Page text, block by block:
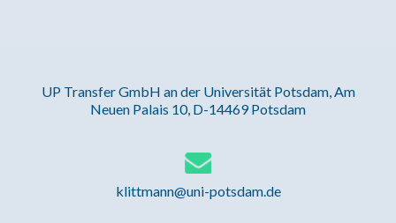
UP Transfer GmbH an der Universität Potsdam, Am
Neuen Palais 10, D-14469 Potsdam
klittmann@uni-potsdam.de